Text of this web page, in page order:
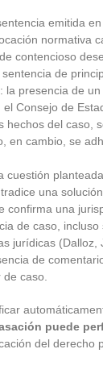
emitida
normativa
contencioso
de
la presencia de
Consejo de
hechos del caso,
en cambio, se
cuestión
una
confirma una
de caso,
jurídicas
de
de caso.
puede
del derecho